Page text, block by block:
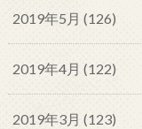
2019年5月 (126)
2019年4月 (122)
2019年3月 (123)